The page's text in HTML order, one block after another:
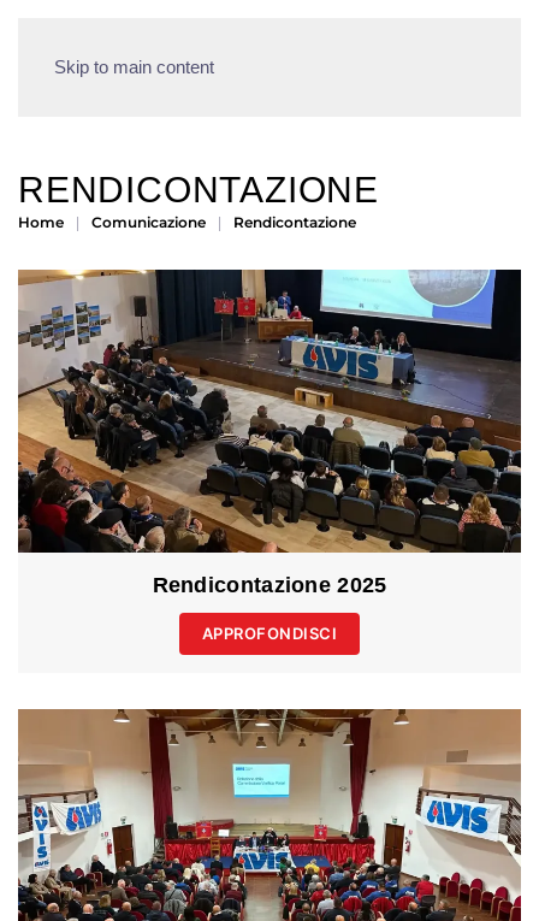
Skip to main content
RENDICONTAZIONE
Home Comunicazione Rendicontazione
Rendicontazione 2025
APPROFONDISCI